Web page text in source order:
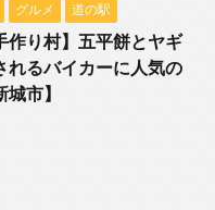
グルメ 道の駅
作り村】五平餅とヤギ
れるバイカーに人気の
市】